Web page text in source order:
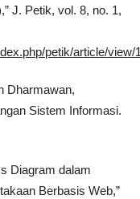
J. Petik, vol. 8, no. 1,
petik/article/view/
Dharmawan,
Sistem Informasi.
Diagram dalam
Berbasis Web,”